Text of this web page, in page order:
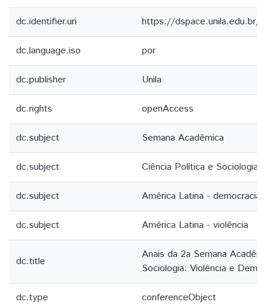
dc.identifier.uri https://dspace.unila.edu.br/
dc.language.iso por
dc.publisher Unila
dc.rights openAccess
dc.subject Semana Acadêmica
dc.subject Ciência Política e Sociologia
dc.subject América Latina - democracia
dc.subject América Latina - violência
dc.title
Anais da 2a Semana
Sociologia: Violência e
dc.type conferenceObject